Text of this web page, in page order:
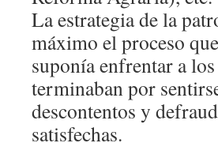
La estrategia de la
máximo el proceso
suponía enfrentar a
terminaban por
descontentos y
satisfechas.